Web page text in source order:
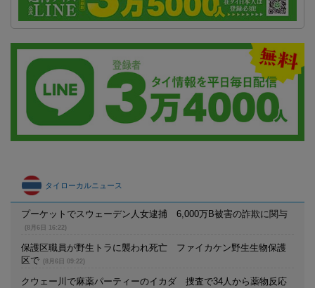
タイローカルニュース
プーケットでスウェーデン人女逮捕 6,000万B被害の詐欺に関与
(8月6日 16:22)
保護区職員が野生トラに襲われ死亡 ファイカケン野生生物保護
区で
(8月6日 09:22)
クウェー川で麻薬パーティーのイカダ 捜査で34人から薬物反応